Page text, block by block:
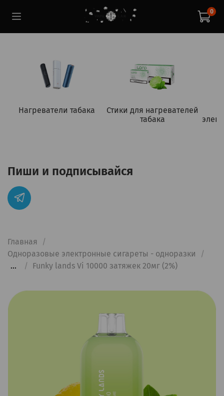
0
Нагреватели табака
Стики для нагревателей
табака
Главная
Одноразовые электронные сигареты - одноразки
...
Funky lands Vi 10000 затяжек 20мг (2%)
Пиши и подписывайся